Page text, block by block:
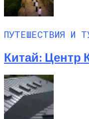
ПУТЕШЕСТВИЯ И
Китай: Центр